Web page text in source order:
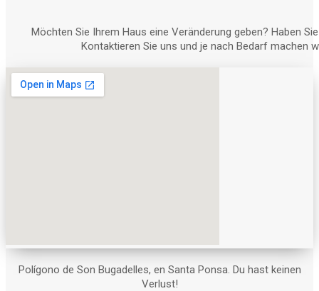
Möchten Sie Ihrem Haus eine Veränderung geben? Haben
Kontaktieren Sie uns und je nach Bedarf machen
Polígono de Son Bugadelles, en Santa Ponsa. Du hast keinen
Verlust!